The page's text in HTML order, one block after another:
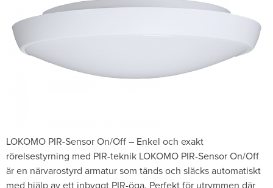
LOKOMO PIR-Sensor On/Off – Enkel och exakt
rörelsestyrning med PIR-teknik LOKOMO PIR-Sensor On/Off
är en närvarostyrd armatur som tänds och släcks automatiskt
med hjälp av ett inbyggt PIR-öga. Perfekt för utrymmen där